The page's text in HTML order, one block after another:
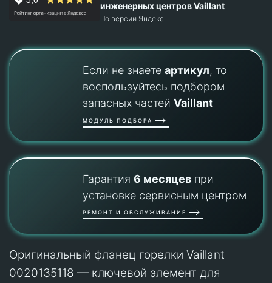
инженерных центров Vaillant
По версии Яндекс
Если не знаете артикул, то
воспользуйтесь подбором
запасных частей Vaillant
МОДУЛЬ ПОДБОРА
Гарантия 6 месяцевпри
установке сервисным центром
РЕМОНТ И ОБСЛУЖИВАНИЕ
Оригинальный фланец горелки Vaillant
0020135118 — ключевой элемент для